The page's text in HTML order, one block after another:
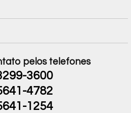
pelos telefones
3600
4782
1254